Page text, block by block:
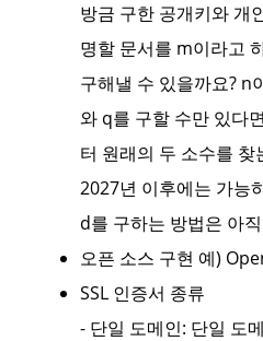
방금 구한 공개키와 개
명할 문서를 m이라고
구해낼 수 있을까요? n
와 q를 구할 수만 있다
터 원래의 두 소수를
2027년 이후에는 가능
d를 구하는 방법은 아
오픈 소스 구현 예)
SSL 인증서 종류
- 단일 도메인: 단일 도